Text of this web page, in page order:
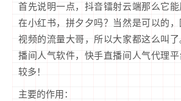
首先说明一点，抖音镭射云端那么它
在小红书，拼夕夕吗？当然是可以的
视频的流量大哥，所以大家都这么叫
播间人气软件，快手直播间人气代理
较多！
主要的作用：